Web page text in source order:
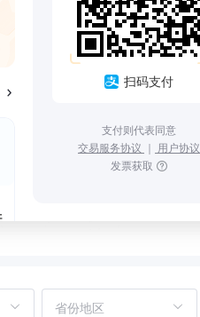
扫码支付
支付则代表同意
交易服务协议 ｜ 用户协议
发票获取
省份地区